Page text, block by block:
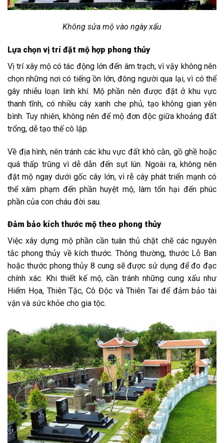
Không sửa mộ vào ngày xấu
Lựa chọn vị trí đặt mộ hợp phong thủy
Vị trí xây mộ có tác động lớn đến âm trạch, vì vậy không nên
chọn những nơi có tiếng ồn lớn, đông người qua lại, vì có thể
gây nhiễu loạn linh khí. Mộ phần nên được đặt ở khu vực
thanh tĩnh, có nhiều cây xanh che phủ, tạo không gian yên
bình. Tuy nhiên, không nên để mộ đơn độc giữa khoảng đất
trống, dễ tạo thế cô lập.
Về địa hình, nên tránh các khu vực đất khô cằn, gồ ghề hoặc
quá thấp trũng vì dễ dẫn đến sụt lún. Ngoài ra, không nên
đặt mộ ngay dưới gốc cây lớn, vì rễ cây phát triển mạnh có
thể xâm phạm đến phần huyệt mộ, làm tổn hại đến phúc
phần của con cháu đời sau.
Đảm bảo kích thước mộ theo phong thủy
Việc xây dựng mộ phần cần tuân thủ chặt chẽ các nguyên
tắc phong thủy về kích thước. Thông thường, thước Lỗ Ban
hoặc thước phong thủy 8 cung sẽ được sử dụng để đo đạc
chính xác. Khi thiết kế mộ, cần tránh những cung xấu như
Hiểm Họa, Thiên Tặc, Cô Độc và Thiên Tai để đảm bảo tài
vận và sức khỏe cho gia tộc.